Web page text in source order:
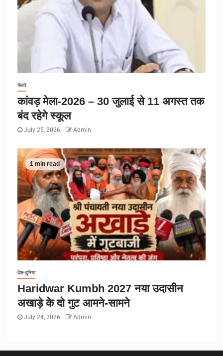
सिटी
कांवड़ मेला-2026 – 30 जुलाई से 11 अगस्त तक
बंद रहेगे स्कूल
July 25, 2026 Admin
1 min read
देश-दुनिया
Haridwar Kumbh 2027 नया उदासीन
अखाड़े के दो गुट आमने-सामने
July 24, 2026 Admin